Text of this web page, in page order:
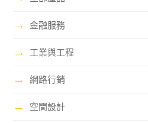
→ 金融服務
→ 工業與工程
→ 網路行銷
→ 空間設計